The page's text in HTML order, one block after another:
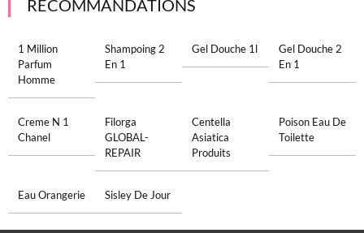
RECOMMANDATIONS
1 Million
Parfum
Homme
Shampoing 2
En 1
Gel Douche 1l
Gel Douche 2
En 1
Creme N 1
Chanel
Filorga
GLOBAL-
REPAIR
Centella
Asiatica
Produits
Poison Eau De
Toilette
Eau Orangerie Sisley De Jour